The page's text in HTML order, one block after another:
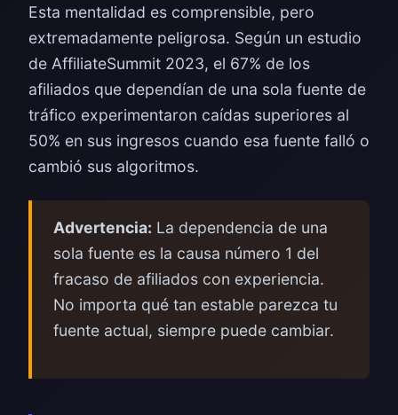
Esta mentalidad es comprensible, pero
extremadamente peligrosa. Según un estudio
de AffiliateSummit 2023, el 67% de los
afiliados que dependían de una sola fuente de
tráfico experimentaron caídas superiores al
50% en sus ingresos cuando esa fuente falló o
cambió sus algoritmos.
Advertencia: La dependencia de una
sola fuente es la causa número 1 del
fracaso de afiliados con experiencia.
No importa qué tan estable parezca tu
fuente actual, siempre puede cambiar.